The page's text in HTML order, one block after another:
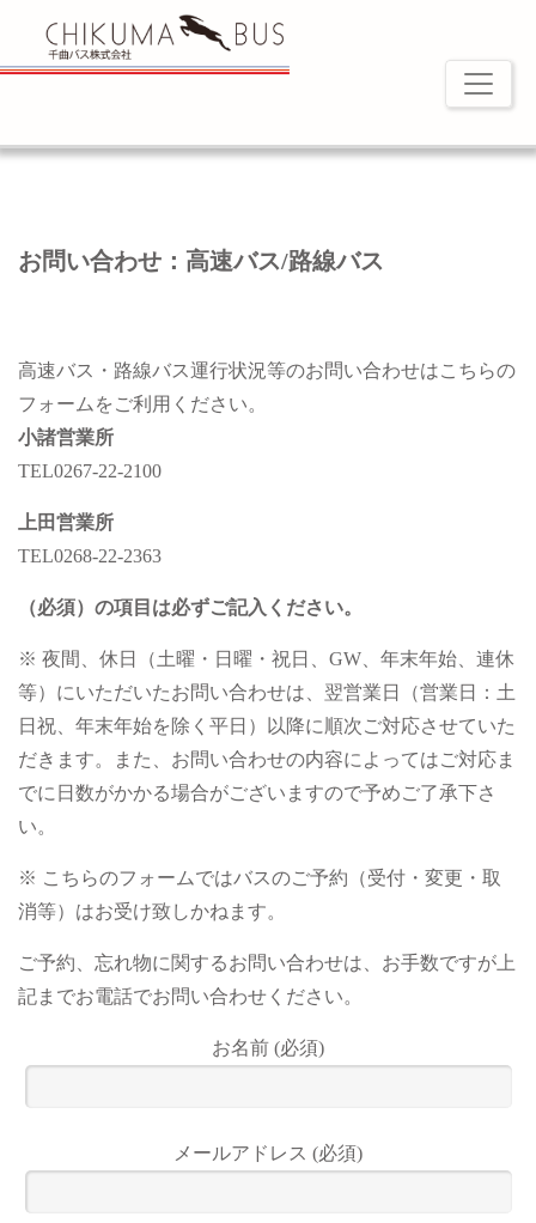
お問い合わせ：高速バス/路線バス
高速バス・路線バス運行状況等のお問い合わせはこちらの
フォームをご利用ください。
小諸営業所
TEL0267-22-2100
上田営業所
TEL0268-22-2363
（必須）の項目は必ずご記入ください。
※ 夜間、休日（土曜・日曜・祝日、GW、年末年始、連休
等）にいただいたお問い合わせは、翌営業日（営業日：土
日祝、年末年始を除く平日）以降に順次ご対応させていた
だきます。また、お問い合わせの内容によってはご対応ま
でに日数がかかる場合がございますので予めご了承下さ
い。
※ こちらのフォームではバスのご予約（受付・変更・取
消等）はお受け致しかねます。
ご予約、忘れ物に関するお問い合わせは、お手数ですが上
記までお電話でお問い合わせください。
お名前 (必須)
メールアドレス (必須)